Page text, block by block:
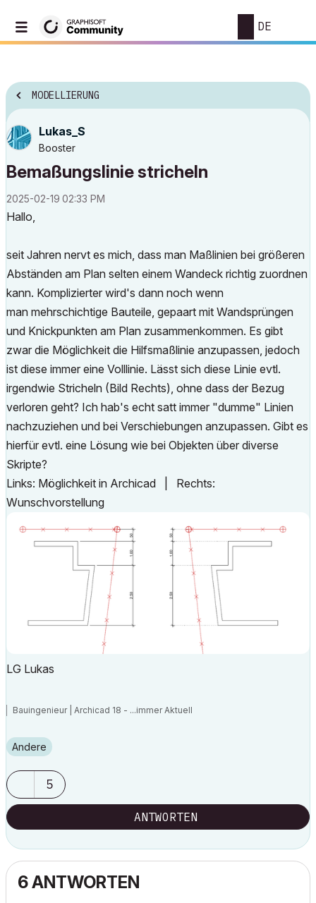
DE
MODELLIERUNG
Lukas_S
Booster
Bemaßungslinie stricheln
‎2025-02-19 02:33 PM
Hallo,
seit Jahren nervt es mich, dass man Maßlinien bei größeren
Abständen am Plan selten einem Wandeck richtig zuordnen
kann. Komplizierter wird's dann noch wenn
man mehrschichtige Bauteile, gepaart mit Wandsprüngen
und Knickpunkten am Plan zusammenkommen. Es gibt
zwar die Möglichkeit die Hilfsmaßlinie anzupassen, jedoch
ist diese immer eine Volllinie. Lässt sich diese Linie evtl.
irgendwie Stricheln (Bild Rechts), ohne dass der Bezug
verloren geht? Ich hab's echt satt immer "dumme" Linien
nachzuziehen und bei Verschiebungen anzupassen. Gibt es
hierfür evtl. eine Lösung wie bei Objekten über diverse
Skripte?
Links: Möglichkeit in Archicad | Rechts:
Wunschvorstellung
LG Lukas
Bauingenieur | Archicad 18 - ...immer Aktuell
Andere
5
ANTWORTEN
6 ANTWORTEN